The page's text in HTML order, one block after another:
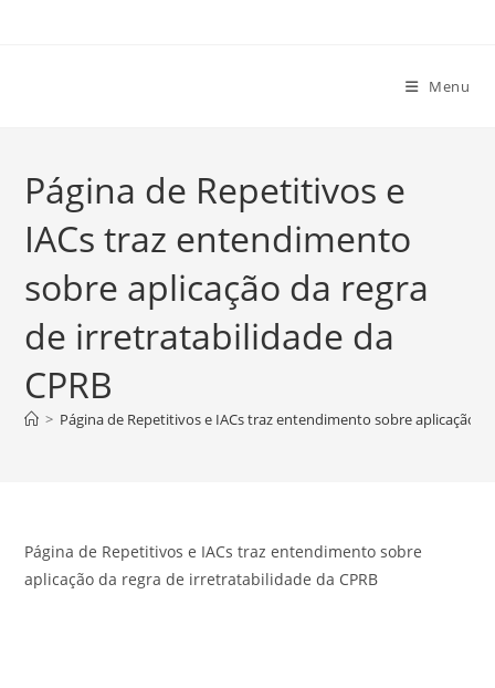
Menu
Página de Repetitivos e
IACs traz entendimento
sobre aplicação da regra
de irretratabilidade da
CPRB
> Página de Repetitivos e IACs traz entendimento sobre aplicação
Página de Repetitivos e IACs traz entendimento sobre
aplicação da regra de irretratabilidade da CPRB